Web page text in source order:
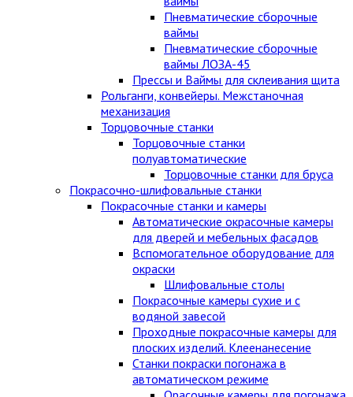
Пневматические сборочные
ваймы
Пневматические сборочные
ваймы ЛОЗА-45
Прессы и Ваймы для склеивания щита
Рольганги, конвейеры. Межстаночная
механизация
Торцовочные станки
Торцовочные станки
полуавтоматические
Торцовочные станки для бруса
Покрасочно-шлифовальные станки
Покрасочные станки и камеры
Автоматические окрасочные камеры
для дверей и мебельных фасадов
Вспомогательное оборудование для
окраски
Шлифовальные столы
Покрасочные камеры сухие и с
водяной завесой
Проходные покрасочные камеры для
плоских изделий. Клеенанесение
Станки покраски погонажа в
автоматическом режиме